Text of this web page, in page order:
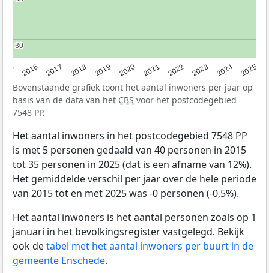
2016 2017 2018 2019 2020 2021 2022 2023 2024 2025
30
30
Bovenstaande grafiek toont het aantal inwoners per jaar op
basis van de data van het CBS voor het postcodegebied
7548 PP.
Het aantal inwoners in het postcodegebied 7548 PP
is met 5 personen gedaald van 40 personen in 2015
tot 35 personen in 2025 (dat is een afname van 12%).
Het gemiddelde verschil per jaar over de hele periode
van 2015 tot en met 2025 was -0 personen (-0,5%).
Het aantal inwoners is het aantal personen zoals op 1
januari in het bevolkingsregister vastgelegd. Bekijk
ook detabel met het aantal inwoners per buurt in de
gemeente Enschede.